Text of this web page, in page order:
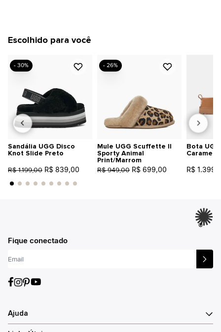
Escolhido para você
Sandália UGG Disco
Knot Slide Preto
R$ 1.199,00 R$ 839,00
- 30%
Mule UGG Scuffette II
Sporty Animal
Print/Marrom
R$ 949,00 R$ 699,00
- 26%
Bota
Caramelo
R$
®
Fique conectado
Ajuda